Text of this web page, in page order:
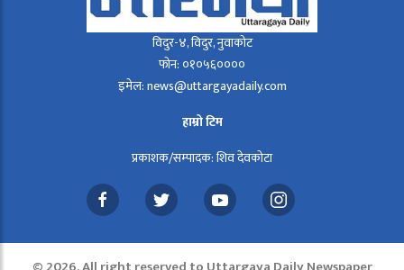
विदुर-४, विदुर, नुवाकोट
फोन: ०१०५६००००
इमेल: news@uttargayadaily.com
हाम्रो टिम
प्रकाशक/सम्पादक: शिव देवकोटा